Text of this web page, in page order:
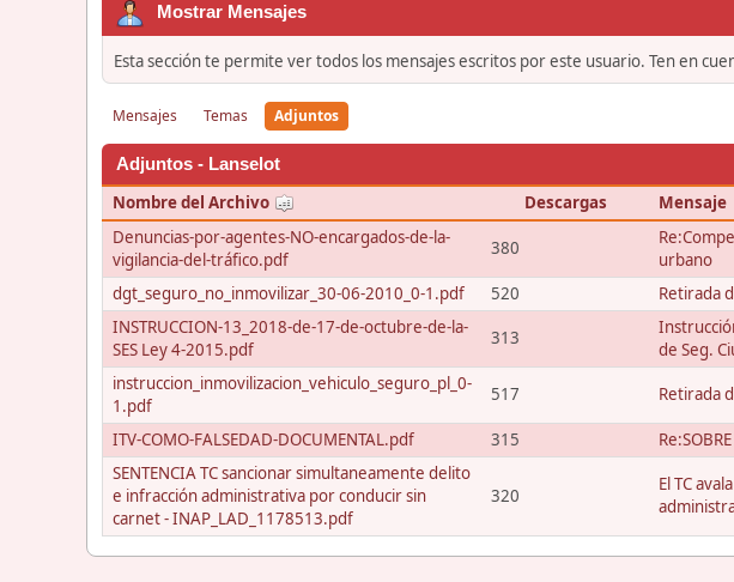
Mostrar Mensajes
Esta sección te permite ver todos los mensajes escritos por este usuario. Ten en
Mensajes Temas Adjuntos
Adjuntos - Lanselot
Nombre del Archivo Descargas Mensaje
Denuncias-por-agentes-NO-encargados-de-la-
vigilancia-del-tráfico.pdf
380
urbano
dgt_seguro_no_inmovilizar_30-06-2010_0-1.pdf 520 Retirada
INSTRUCCION-13_2018-de-17-de-octubre-de-la-
SES Ley 4-2015.pdf
313
de Seg.
instruccion_inmovilizacion_vehiculo_seguro_pl_0-
1.pdf
517 Retirada
ITV-COMO-FALSEDAD-DOCUMENTAL.pdf 315
SENTENCIA TC sancionar simultaneamente delito
e infracción administrativa por conducir sin
carnet - INAP_LAD_1178513.pdf
320
El TC